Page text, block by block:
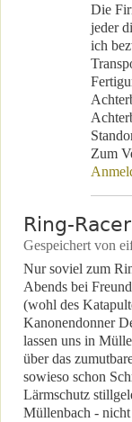
Die
jeder
ich
Zum
Ring-Racer
Gespeichert von
Nur soviel zum
Abends bei
(wohl des
Kanonendonner
lassen uns in
über das
sowieso schon
Lärmschutz
Müllenbach -